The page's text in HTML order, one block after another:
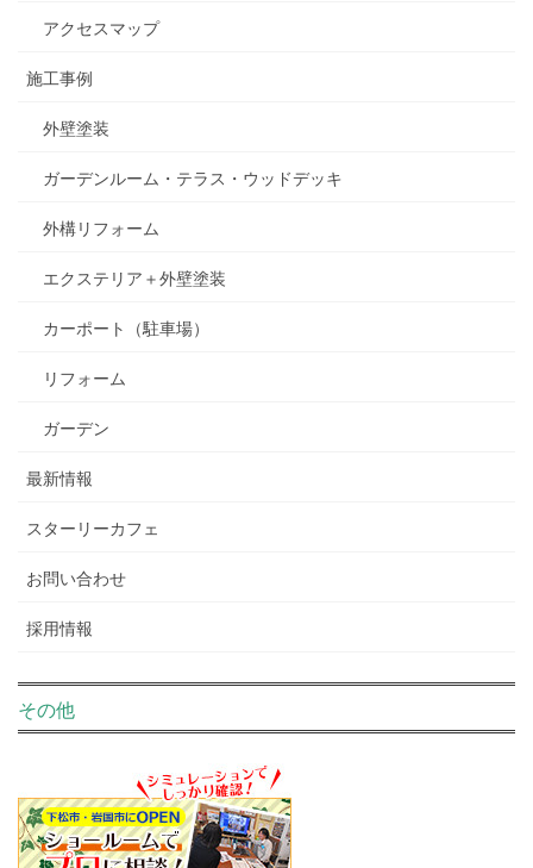
アクセスマップ
施工事例
外壁塗装
ガーデンルーム・テラス・ウッドデッキ
外構リフォーム
エクステリア＋外壁塗装
カーポート（駐車場）
リフォーム
ガーデン
最新情報
スターリーカフェ
お問い合わせ
採用情報
その他